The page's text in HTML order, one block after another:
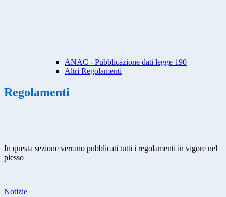
ANAC - Pubblicazione dati legge 190
Altri Regolamenti
Regolamenti
In questa sezione verrano pubblicati tutti i regolamenti in vigore nel
plesso
Notizie